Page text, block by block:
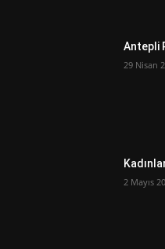
Antepli
29 Nisan
2 Mayıs